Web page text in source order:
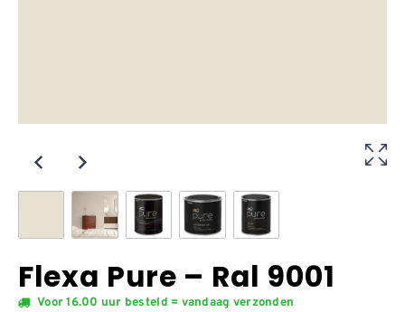
Flexa Pure – Ral 9001
Voor 16.00 uur besteld = vandaag verzonden